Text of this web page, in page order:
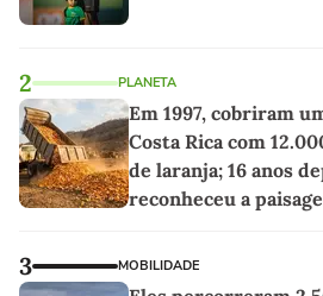
2 PLANETA
Em 1997, cobriram
Costa Rica com
de laranja; 16 anos
reconheceu a
3 MOBILIDADE